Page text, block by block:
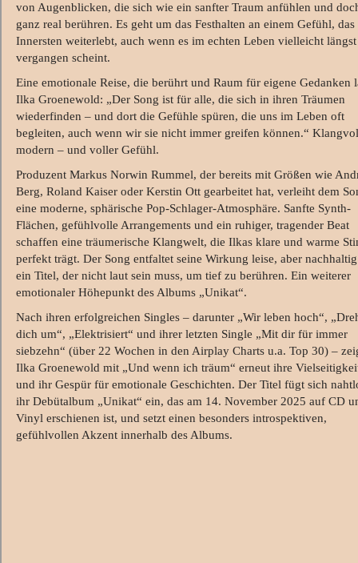
von Augenblicken, die sich wie ein sanfter Traum anfühlen und
ganz real berühren. Es geht um das Festhalten an einem Gefühl,
Innersten weiterlebt, auch wenn es im echten Leben vielleicht längst
vergangen scheint.
Eine emotionale Reise, die berührt und Raum für eigene Gedanken
Ilka Groenewold: „Der Song ist für alle, die sich in ihren Träumen
wiederfinden – und dort die Gefühle spüren, die uns im Leben oft
begleiten, auch wenn wir sie nicht immer greifen können.“
modern – und voller Gefühl.
Produzent Markus Norwin Rummel, der bereits mit Größen wie
Berg, Roland Kaiser oder Kerstin Ott gearbeitet hat, verleiht dem
eine moderne, sphärische Pop-Schlager-Atmosphäre. Sanfte Synth-
Flächen, gefühlvolle Arrangements und ein ruhiger, tragender Beat
schaffen eine träumerische Klangwelt, die Ilkas klare und warme
perfekt trägt. Der Song entfaltet seine Wirkung leise, aber
ein Titel, der nicht laut sein muss, um tief zu berühren. Ein weiterer
emotionaler Höhepunkt des Albums „Unikat“.
Nach ihren erfolgreichen Singles – darunter „Wir leben hoch“,
dich um“, „Elektrisiert“ und ihrer letzten Single „Mit dir für immer
siebzehn“ (über 22 Wochen in den Airplay Charts u.a. Top 30) –
Ilka Groenewold mit „Und wenn ich träum“ erneut ihre
und ihr Gespür für emotionale Geschichten. Der Titel fügt sich
ihr Debütalbum „Unikat“ ein, das am 14. November 2025 auf CD
Vinyl erschienen ist, und setzt einen besonders introspektiven,
gefühlvollen Akzent innerhalb des Albums.